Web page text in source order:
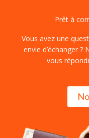
Prêt à
Vous avez une
envie d’échanger
vous